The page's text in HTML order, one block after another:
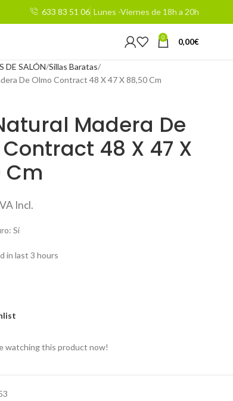
633 83 51 06 Lunes -Viernes de 18h a 20h
0 0,00€
DE SALÓN Sillas Baratas
De Olmo Contract 48 X 47 X 88,50 Cm
Madera De
48 X 47 X
Cm
Incl.
Sí
in last 3 hours
watching this product now!